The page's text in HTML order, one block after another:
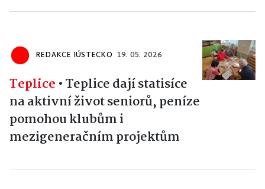
REDAKCE IÚSTECKO 19. 05. 2026
Teplice •Teplice dají statisíce
na aktivní život seniorů, peníze
pomohou klubům i
mezigeneračním projektům